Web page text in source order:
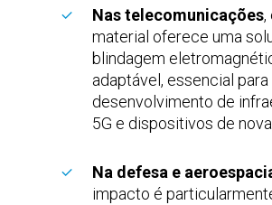
Nas telecomunicações,
material oferece uma
blindagem
adaptável, essencial para
desenvolvimento de
5G e dispositivos de
Na defesa e
impacto é